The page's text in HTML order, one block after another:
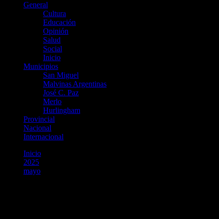
General
Cultura
Educación
Opinión
Salud
Social
Inicio
Municipios
San Miguel
Malvinas Argentinas
José C. Paz
Merlo
Hurlingham
Provincial
Nacional
Internacional
Inicio
2025
mayo